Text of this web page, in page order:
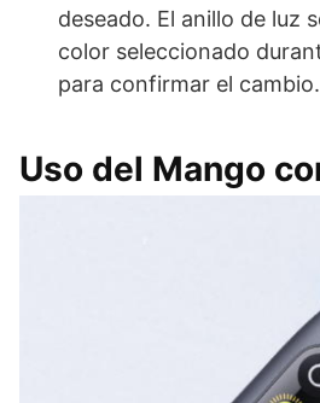
deseado. El anillo de luz
color seleccionado
para confirmar el cambio.
Uso del Mango